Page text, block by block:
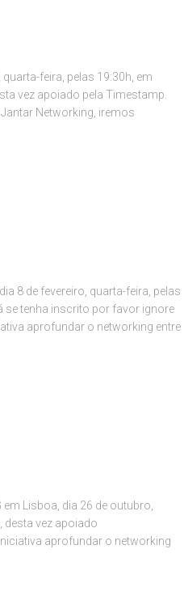
feira, pelas 19:30h, em
vez apoiado pela Timestamp.
Networking, iremos
8 de fevereiro, quarta-feira, pelas
se tenha inscrito por favor ignore
aprofundar o networking entre
Lisboa, dia 26 de outubro,
desta vez apoiado
aprofundar o networking